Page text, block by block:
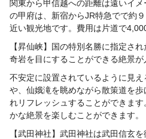
関東から甲信越への距離は遠いイ
の甲府は、新宿からJR特急でで約
近い観光地です。費用は片道で
【昇仙峡】国の特別名勝に指定さ
奇岩を目にすることができる絶景が
不安定に設置されているように見
や、仙娥滝を眺めながら散策道を
れリフレッシュすることができま
かな絶景を楽しむことができます。
【武田神社】武田神社は武田信玄